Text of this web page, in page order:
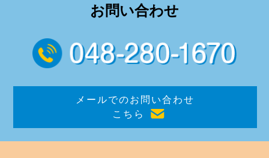
お問い合わせ
メールでのお問い合わせ
こちら